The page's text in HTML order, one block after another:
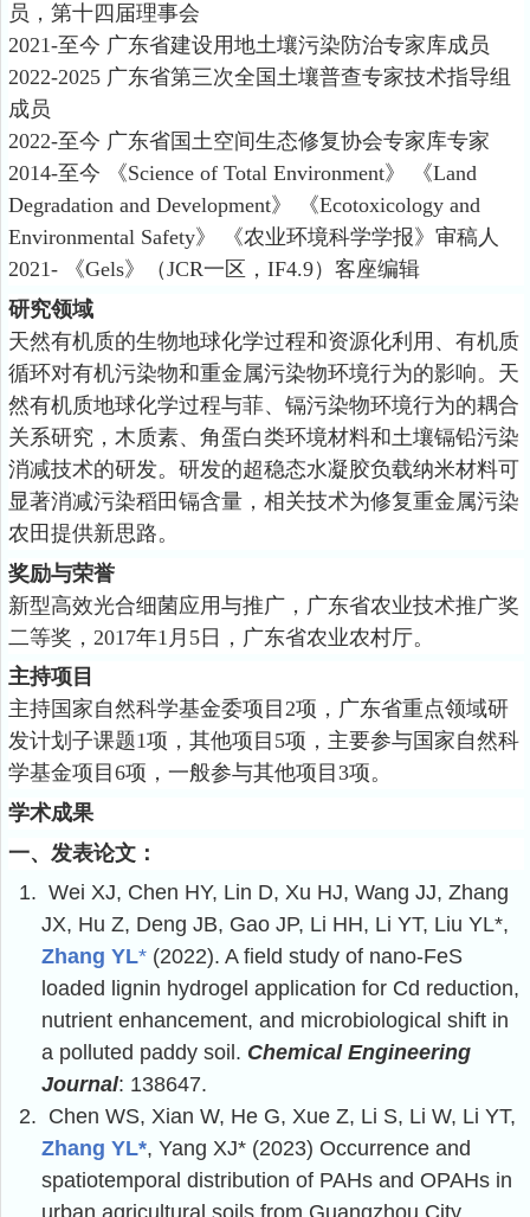
员，第十四届理事会
2021-至今 广东省建设用地土壤污染防治专家库成员
2022-2025 广东省第三次全国土壤普查专家技术指导组
成员
2022-至今 广东省国土空间生态修复协会专家库专家
2014-至今 《Science of Total Environment》 《Land
Degradation and Development》 《Ecotoxicology and
Environmental Safety》 《农业环境科学学报》审稿人
2021-
《Gels》（JCR一区， IF4.9）客座编辑
研究领域
天然有机质的生物地球化学过程和资源化利用、有机质
循环对有机污染物和重金属污染物环境行为的影响。天
然有机质地球化学过程与菲、镉污染物环境行为的耦合
关系研究，木质素、角蛋白类环境材料和土壤镉铅污染
消减技术的研发。研发的超稳态水凝胶负载纳米材料可
显著消减污染稻田镉含量，相关技术为修复重金属污染
农田提供新思路。
奖励与荣誉
新型高效光合细菌应用与推广，广东省农业技术推广奖
二等奖， 2017年1 月 5日，广东省农业农村厅。
主持项目
主持国家自然科学基金委项目 2项，广东省重点领域研
发计划子课题1项，其他项目 5项，主要参与国家自然科
学基金项目 6项，一般参与其他项目 3项。
学术成果
一、发表论文：
1. Wei XJ, Chen HY, Lin D, Xu HJ, Wang JJ, Zhang
JX, Hu Z, Deng JB, Gao JP, Li HH, Li YT, Liu YL*,
Zhang YL* (2022). A field study of nano-FeS
loaded lignin hydrogel application for Cd reduction,
nutrient enhancement, and microbiological shift in
a polluted paddy soil. Chemical Engineering
Journal: 138647.
2. Chen WS, Xian W, He G, Xue Z, Li S, Li W, Li YT,
Zhang YL*, Yang XJ* (2023) Occurrence and
spatiotemporal distribution of PAHs and OPAHs in